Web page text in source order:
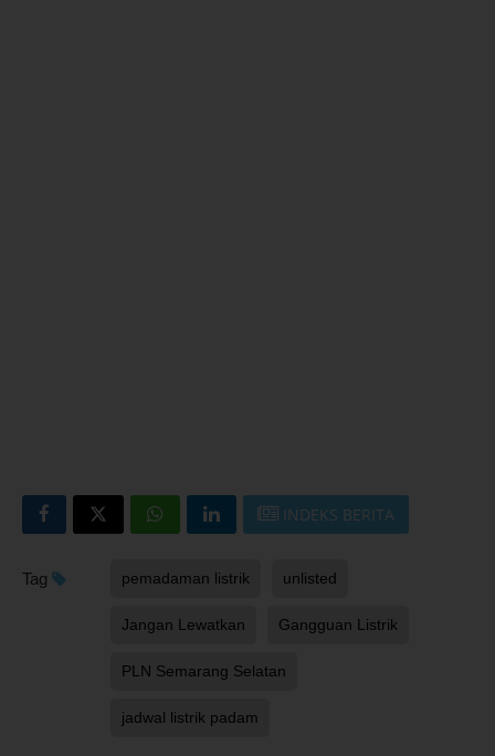
INDEKS BERITA
Tag pemadaman listrik unlisted
Jangan Lewatkan Gangguan Listrik
PLN Semarang Selatan
jadwal listrik padam